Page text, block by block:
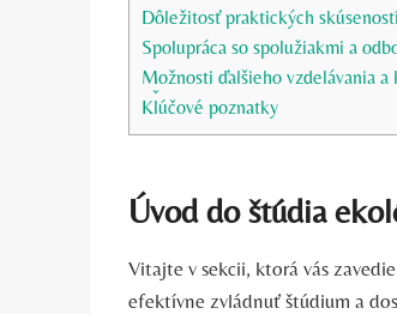
Dôležitosť praktických
Spolupráca so spolužiakmi a
Možnosti ďalšieho vzdelávania
Kľúčové poznatky
Úvod do štúdia
Vitajte v sekcii, ktorá vás
efektívne zvládnuť štúdium a